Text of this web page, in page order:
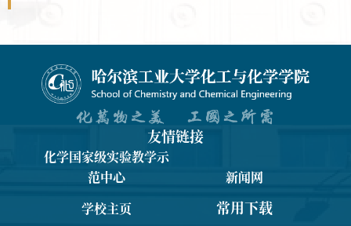
友情链接
化学国家级实验教学示
范中心
新闻网
学校主页
常用下载